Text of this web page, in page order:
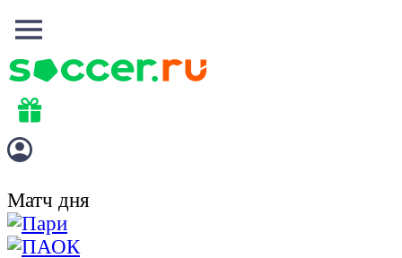
Матч дня